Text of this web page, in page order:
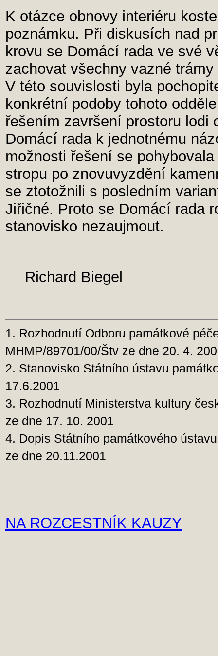
K otázce obnovy interiéru
poznámku. Při diskusích nad
krovu se Domácí rada ve své
zachovat všechny vazné
V této souvislosti byla
konkrétní podoby tohoto
řešením završení prostoru lodi
Domácí rada k jednotnému
možnosti řešení se
stropu po znovuvyzdění
se ztotožnili s posledním
Jiřičné. Proto se Domácí rada
stanovisko nezaujmout.
Richard Biegel
1. Rozhodnutí Odboru památkové
MHMP/89701/00/Štv ze dne 20. 4.
2. Stanovisko Státního ústavu
17.6.2001
3. Rozhodnutí Ministerstva kultury
ze dne 17. 10. 2001
4. Dopis Státního památkového
ze dne 20.11.2001
NA ROZCESTNÍK KAUZY